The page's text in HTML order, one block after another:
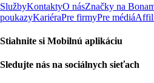
SlužbyKontaktyO násZnačky na
poukazyKariéraPre firmyPre médiá
Stiahnite si Mobilnú aplikáciu
Sledujte nás na sociálnych sieťach